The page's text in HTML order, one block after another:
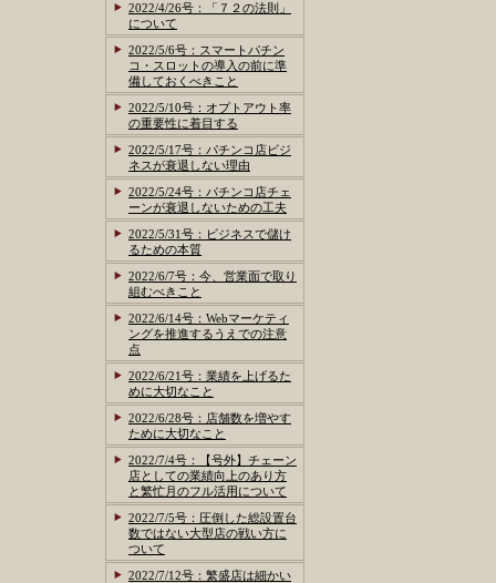
2022/4/26号：「７２の法則」
について
2022/5/6号：スマートパチン
コ・スロットの導入の前に準
備しておくべきこと
2022/5/10号：オプトアウト率
の重要性に着目する
2022/5/17号：パチンコ店ビジ
ネスが衰退しない理由
2022/5/24号：パチンコ店チェ
ーンが衰退しないための工夫
2022/5/31号：ビジネスで儲け
るための本質
2022/6/7号：今、営業面で取り
組むべきこと
2022/6/14号：Webマーケティ
ングを推進するうえでの注意
点
2022/6/21号：業績を上げるた
めに大切なこと
2022/6/28号：店舗数を増やす
ために大切なこと
2022/7/4号：【号外】チェーン
店としての業績向上のあり方
と繁忙月のフル活用について
2022/7/5号：圧倒した総設置台
数ではない大型店の戦い方に
ついて
2022/7/12号：繁盛店は細かい